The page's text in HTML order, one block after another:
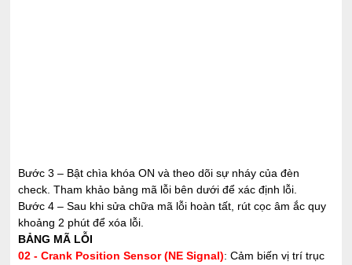
Bước 3 – Bật chìa khóa ON và theo dõi sự nháy của đèn
check. Tham khảo bảng mã lỗi bên dưới để xác định lỗi.
Bước 4 – Sau khi sửa chữa mã lỗi hoàn tất, rút cọc âm ắc quy
khoảng 2 phút để xóa lỗi.
BẢNG MÃ LỖI
02 - Crank Position Sensor (NE Signal): Cảm biến vị trí trục